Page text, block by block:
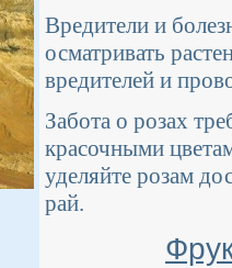
Вредители и
осматривать
вредителей и
Забота о розах
красочными
уделяйте розам
рай.